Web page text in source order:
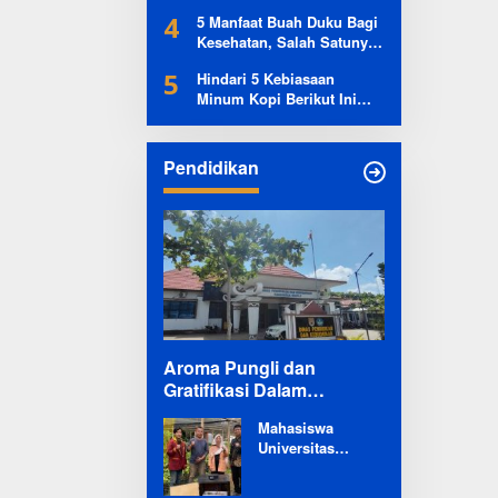
4
5 Manfaat Buah Duku Bagi
Kesehatan, Salah Satunya
5
Hindari 5 Kebiasaan
Minum Kopi Berikut Ini
Pendidikan
Aroma Pungli dan
Gratifikasi Dalam
Program Revitalisasi
Sekolah di Mesuji
Mencuat
Mahasiswa
Universitas